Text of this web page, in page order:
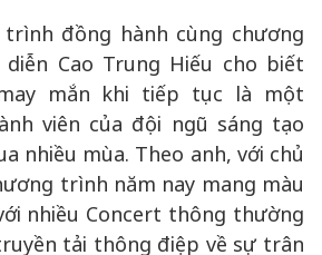
trình đồng hành cùng chương
Cao Trung Hiếu cho biết
mắn khi tiếp tục là một
viên của đội ngũ sáng tạo
nhiều mùa. Theo anh, với chủ
trình năm nay mang màu
nhiều Concert thông thường
tải thông điệp về sự trân